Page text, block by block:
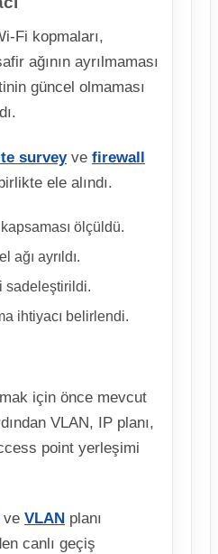
Fi kopmaları,
ağının ayrılmaması
güncel olmaması
surveyve firewall
ele alındı.
ölçüldü.
ağı ayrıldı.
sadeleştirildi.
ihtiyacı belirlendi.
için önce mevcut
VLAN, IP planı,
point yerleşimi
ve VLAN planı
canlı geçiş